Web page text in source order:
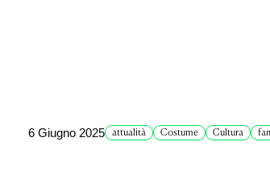
6 Giugno 2025 attualità Costume Cultura